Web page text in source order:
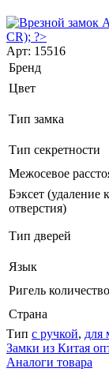
Арт: 15516
Бренд
Цвет
Тип замка
Тип секретности
Межосевое
Бэксет (удаление
отверстия)
Тип дверей
Язык
Ригель количество
Страна
Тип с ручкой, для
Замки из Китая
Аналоги товара